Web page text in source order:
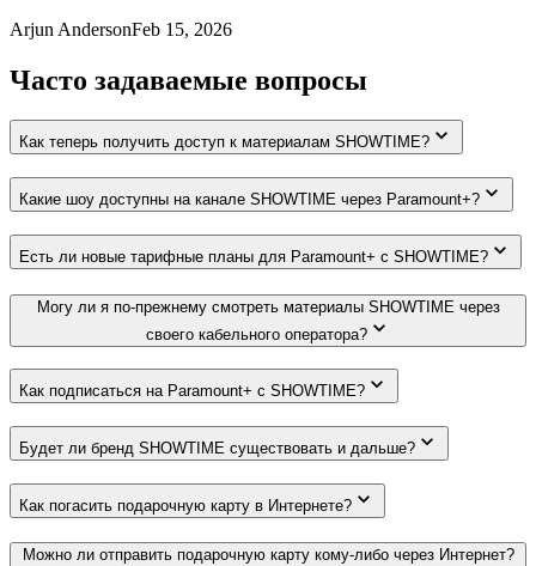
Arjun AndersonFeb 15, 2026
Часто задаваемые вопросы
Как теперь получить доступ к материалам SHOWTIME?
Какие шоу доступны на канале SHOWTIME через Paramount+?
Есть ли новые тарифные планы для Paramount+ с SHOWTIME?
Могу ли я по-прежнему смотреть материалы SHOWTIME через
своего кабельного оператора?
Как подписаться на Paramount+ с SHOWTIME?
Будет ли бренд SHOWTIME существовать и дальше?
Как погасить подарочную карту в Интернете?
Можно ли отправить подарочную карту кому-либо через Интернет?